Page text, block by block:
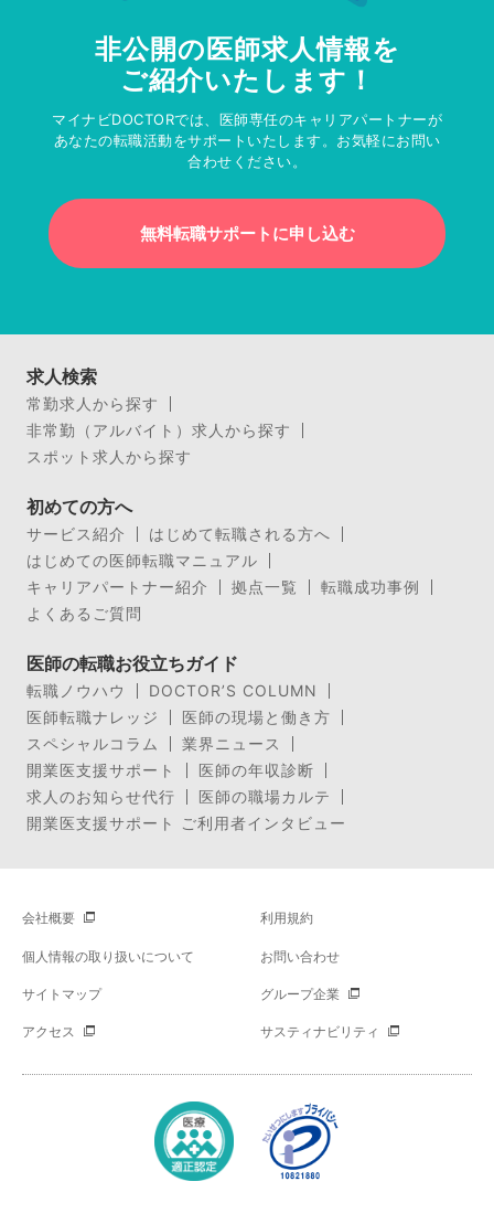
非公開の医師求人情報を
ご紹介いたします！
マイナビDOCTORでは、医師専任のキャリアパートナーが
あなたの転職活動をサポートいたします。お気軽にお問い
合わせください。
無料転職サポートに申し込む
求人検索
常勤求人から探す
非常勤（アルバイト）求人から探す
スポット求人から探す
初めての方へ
サービス紹介
はじめて転職される方へ
はじめての医師転職マニュアル
キャリアパートナー紹介
拠点一覧
転職成功事例
よくあるご質問
医師の転職お役立ちガイド
転職ノウハウ
DOCTOR’S COLUMN
医師転職ナレッジ
医師の現場と働き方
スペシャルコラム
業界ニュース
開業医支援サポート
医師の年収診断
求人のお知らせ代行
医師の職場カルテ
開業医支援サポート ご利用者インタビュー
会社概要 利用規約
個人情報の取り扱いについて お問い合わせ
サイトマップ グループ企業
アクセス サスティナビリティ